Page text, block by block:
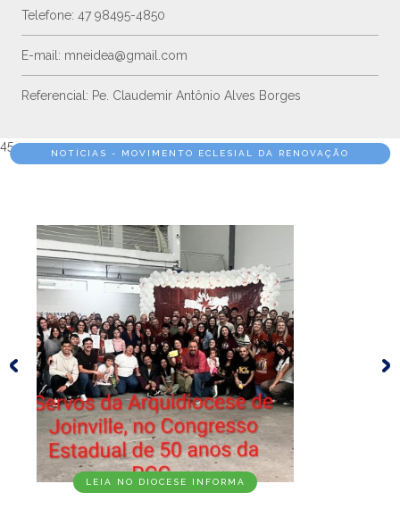
Telefone: 47 98495-4850
E-mail: mneidea@gmail.com
Referencial: Pe. Claudemir Antônio Alves Borges
45<==
NOTÍCIAS - MOVIMENTO ECLESIAL DA RENOVAÇÃO
LEIA NO DIOCESE INFORMA